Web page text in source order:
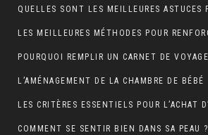
L’AMÉNAGEMENT DE LA CHAMBRE DE BÉBÉ
COMMENT SE SENTIR BIEN DANS SA PEAU ?